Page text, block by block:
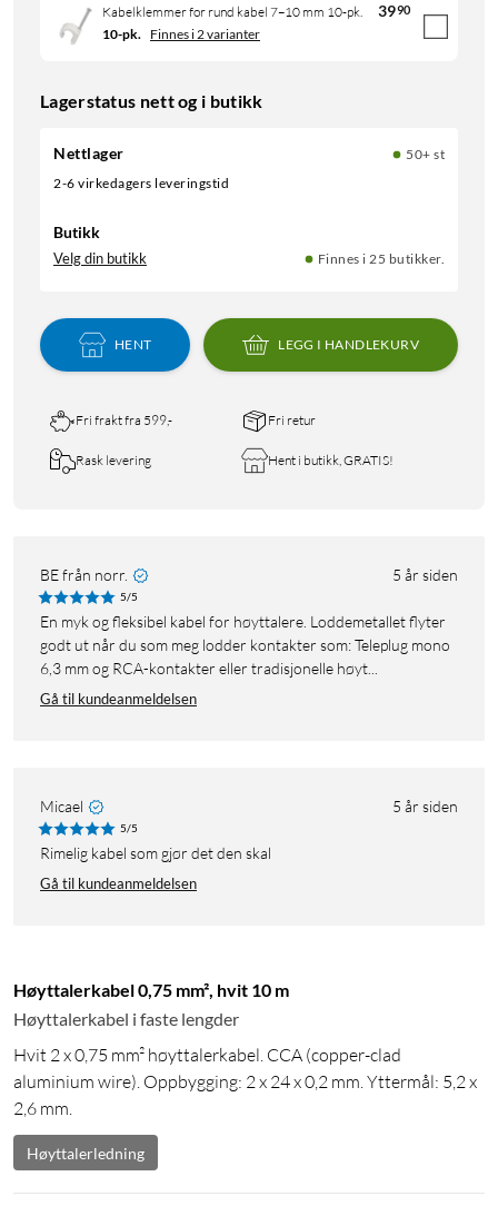
Kabelklemmer for rund kabel 7–10 mm 10-pk. 3990
10-pk. Finnes i 2 varianter
Lagerstatus nett og i butikk
Nettlager
50+ st
2-6 virkedagers leveringstid
Butikk
Velg din butikk Finnes i 25 butikker.
HENT LEGG I HANDLEKURV
Fri frakt fra 599,- Fri retur
Rask levering Hent i butikk, GRATIS!
BE från norr. 5 år siden
5/5
En myk og fleksibel kabel for høyttalere. Loddemetallet flyter
godt ut når du som meg lodder kontakter som: Teleplug mono
6,3 mm og RCA-kontakter eller tradisjonelle høyt...
Gå til kundeanmeldelsen
Micael 5 år siden
5/5
Rimelig kabel som gjør det den skal
Gå til kundeanmeldelsen
Høyttalerkabel 0,75 mm², hvit 10 m
Høyttalerkabel i faste lengder
Hvit 2 x 0,75 mm² høyttalerkabel. CCA (copper-clad
aluminium wire). Oppbygging: 2 x 24 x 0,2 mm. Yttermål: 5,2 x
2,6 mm.
Høyttalerledning